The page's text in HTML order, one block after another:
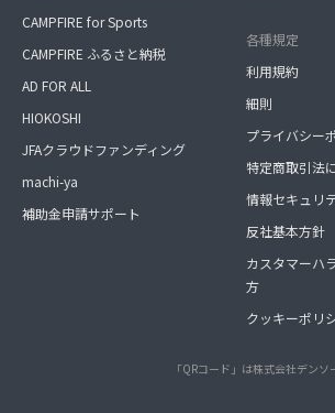
CAMPFIRE for Sports
CAMPFIRE ふるさと納税
AD FOR ALL
HIOKOSHI
JFAクラウドファンディング
machi-ya
補助金申請サポート
各種規定
利用規約
細則
プライバシー
特定商取引法
情報セキュリ
反社基本方針
カスタマーハ
方
クッキーポリ
「QRコード」は株式会社デンソ